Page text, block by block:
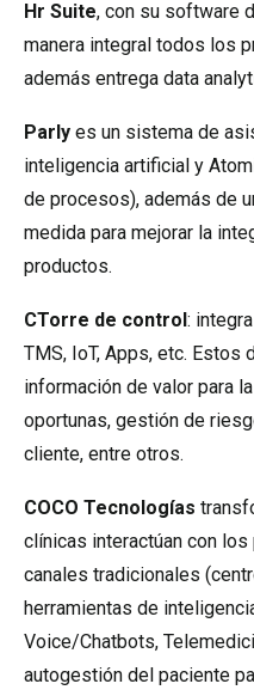
Hr Suite, con su software
manera integral todos los
además entrega data
Parly es un sistema de
inteligencia artificial y
de procesos), además de
medida para mejorar la
productos.
CTorre de control:
TMS, IoT, Apps, etc. Estos
información de valor para
oportunas, gestión de
cliente, entre otros.
COCO Tecnologías
clínicas interactúan con
canales tradicionales
herramientas de
Voice/Chatbots,
autogestión del paciente